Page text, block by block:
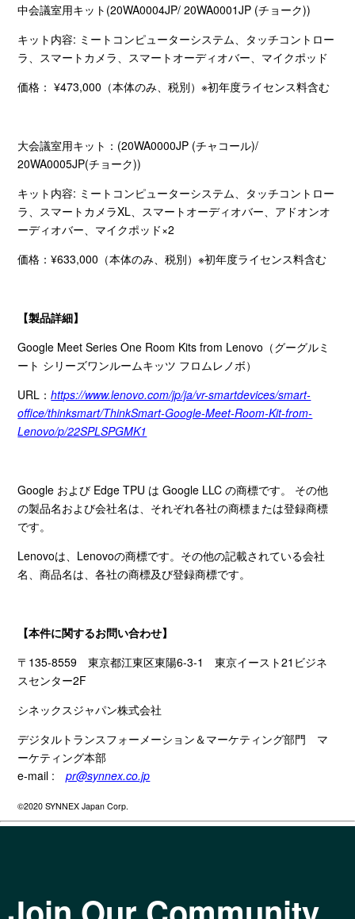
中会議室用キット (20WA0004JP/ 20WA0001JP (チョーク))
キット内容: ミートコンピューターシステム、タッチコントロー
ラ、スマートカメラ、スマートオーディオバー、マイクポッド
価格：¥473,000 （本体のみ、税別）※初年度ライセンス料含む
大会議室用キット： (20WA0000JP (チャコール)/
20WA0005JP(チョーク))
キット内容: ミートコンピューターシステム、タッチコントロー
ラ、スマートカメラXL 、スマートオーディオバー、アドオンオ
ーディオバー、マイクポッド×2
価格：¥633,000 （本体のみ、税別）※初年度ライセンス料含む
【製品詳細】
Google Meet Series One Room Kits from Lenovo（グーグルミ
ート シリーズワンルームキッツ フロムレノボ）
URL：https://www.lenovo.com/jp/ja/vr-smartdevices/smart-
office/thinksmart/ThinkSmart-Google-Meet-Room-Kit-from-
Lenovo/p/22SPLSPGMK1
Google および Edge TPU は Google LLCの商標です。 その他
の製品名および会社名は、それぞれ各社の商標または登録商標
です。
Lenovoは、 Lenovoの商標です。その他の記載されている会社
名、商品名は、各社の商標及び登録商標です。
【本件に関するお問い合わせ】
〒 135-8559 東京都江東区東陽6-3-1 東京イースト21 ビジネ
スセンター2F
シネックスジャパン株式会社
デジタルトランスフォーメーション＆マーケティング部門 マ
ーケティング本部
e-mail :
pr@synnex.co.jp
©2020 SYNNEX Japan Corp.